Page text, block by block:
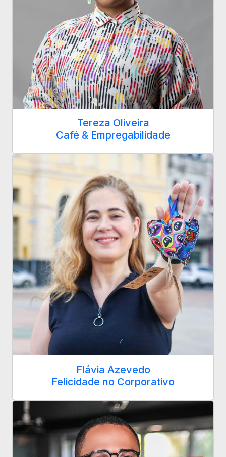
Tereza Oliveira
Café & Empregabilidade
Flávia Azevedo
Felicidade no Corporativo